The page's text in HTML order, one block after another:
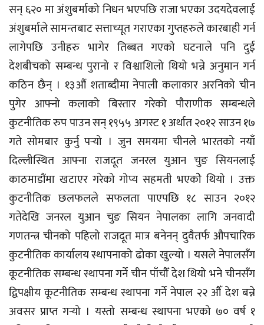
सन् ६२० मा अंशुबर्माको निधन भएपछि राजा भएका उदयदेवलाई
अंशुबर्माले सामन्तबाट सत्ताच्यूत गराएका गुप्तहरुले कारबाही गर्न
लागेपछि उनीहरु भागेर तिब्बत गएको घटनाले पनि दुई
देशबीचको सम्बन्ध पुरानो र विश्वाशिलो थियो भन्ने अनुमान गर्न
कठिन छैन् । १३औं शताब्दीमा नेपाली कलाकार अरनिको चीन
पुगेर आफ्नो कलाको बिस्तार गरेको पौराणीक सम्बन्धले
कुटनीतिक रुप पाउन सन् १९५५ अगस्ट १ अर्थात २०१२ साउन १७
गते सोमबार कुर्नु पर्‍यो । जुन समयमा चीनले भारतको नयाँ
दिल्लीस्थित आफ्ना राजदूत जनरल युआन चुङ सियनलाई
काठमाडौंमा खटाएर गरेको गोप्य सहमती भएकोे थियो । उक्त
कुटनीतिक छलफलले सफलता पाएपछि १८ साउन २०१२
गतेदेखि जनरल युआन चुङ सियन नेपालका लागि जनवादी
गणतन्त्र चीनको पहिलो राजदूत मात्र बनेनन् दुवैतर्फ औपचारिक
कुटनीतिक कार्यालय स्थापनाको ढोका खुल्यो । यसले नेपालसँग
कूटनीतिक सम्बन्ध स्थापना गर्ने चीन पाँचौँ देश थियो भने चीनसँग
द्विपक्षीय कूटनीतिक सम्बन्ध स्थापना गर्ने नेपाल २२ औँ देश बन्ने
अवसर प्राप्त गर्‍यो । यस्तो सम्बन्ध स्थापना भएको ७० वर्ष १